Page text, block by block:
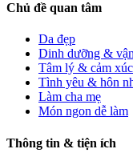
Chủ đề quan tâm
Da đẹp
Dinh dưỡng &
Tâm lý & cảm xúc
Tình yêu & hôn
Làm cha mẹ
Món ngon dễ làm
Thông tin & tiện ích